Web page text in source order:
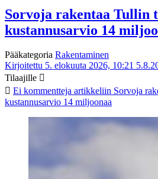
Sorvoja rakentaa Tullin
kustannusarvio 14
Pääkategoria Rakentaminen
Kirjoitettu 5. elokuuta 2026, 10:21
Tilaajille
Ei kommentteja artikkeliin Sorvoja
kustannusarvio 14 miljoonaa